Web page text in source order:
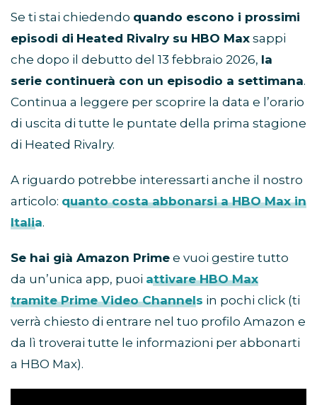
Se ti stai chiedendo quando escono i prossimi
episodi di Heated Rivalry su HBO Max sappi
che dopo il debutto del 13 febbraio 2026, la
serie continuerà con un episodio a settimana.
Continua a leggere per scoprire la data e l’orario
di uscita di tutte le puntate della prima stagione
di Heated Rivalry.
A riguardo potrebbe interessarti anche il nostro
articolo: quanto costa abbonarsi a HBO Max in
Italia.
Se hai già Amazon Prime e vuoi gestire tutto
da un’unica app, puoi attivare HBO Max
tramite Prime Video Channels in pochi click (ti
verrà chiesto di entrare nel tuo profilo Amazon e
da lì troverai tutte le informazioni per abbonarti
a HBO Max).